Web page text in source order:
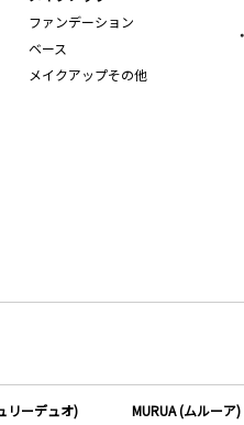
ファンデーション
ベース
メイクアップその他
リーデュオ)
MURUA (ムルーア)